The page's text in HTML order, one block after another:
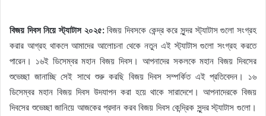
বিজয় দিবস নিয়ে স্ট্যাটাস ২০২৫:বিজয় দিবসকে কেন্দ্র করে সুন্দর স্ট্যাটাস গুলো সংগ্রহ
করার আগ্রহ থাকলে আমাদের আলোচনা থেকে নতুন এই স্ট্যাটাস গুলো সংগ্রহ করতে
পারেন। ১৬ই ডিসেম্বর মহান বিজয় দিবস। আপনাদের সকলকে মহান বিজয় দিবসের
শুভেচ্ছা জানাচ্ছি সেই সাথে শুরু করছি বিজয় দিবস সম্পর্কিত এই প্রতিবেদন। ১৬
ডিসেম্বর মহান বিজয় দিবস উদযাপন করা হয়ে থাকে সারাদেশে। আপনাদেরকে বিজয়
দিবসের শুভেচ্ছা জানিয়ে আজকের প্রদান করব বিজয় দিবস কেন্দ্রিক সুন্দর স্ট্যাটাস গুলো।